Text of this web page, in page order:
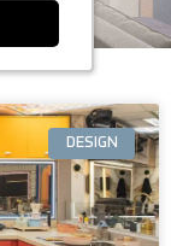
DESIGN